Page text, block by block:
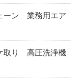
ーン 業務用エア
取り 高圧洗浄機